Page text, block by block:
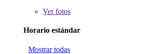
Verfotos
Horario estándar
Mostrar todas